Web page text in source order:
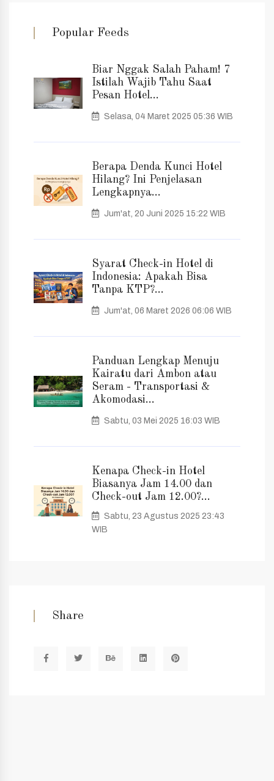
Popular Feeds
Biar Nggak Salah Paham! 7
Istilah Wajib Tahu Saat
Pesan Hotel...
Selasa, 04 Maret 2025 05:36 WIB
Berapa Denda Kunci Hotel
Hilang? Ini Penjelasan
Lengkapnya...
Jum'at, 20 Juni 2025 15:22 WIB
Syarat Check-in Hotel di
Indonesia: Apakah Bisa
Tanpa KTP?...
Jum'at, 06 Maret 2026 06:06 WIB
Panduan Lengkap Menuju
Kairatu dari Ambon atau
Seram - Transportasi &
Akomodasi...
Sabtu, 03 Mei 2025 16:03 WIB
Kenapa Check-in Hotel
Biasanya Jam 14.00 dan
Check-out Jam 12.00?...
Sabtu, 23 Agustus 2025 23:43
WIB
Share